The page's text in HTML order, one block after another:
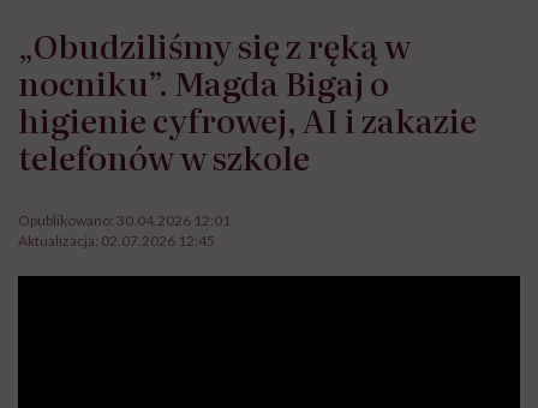
„Obudziliśmy się z ręką w
nocniku”. Magda Bigaj o
higienie cyfrowej, AI i zakazie
telefonów w szkole
Opublikowano: 30.04.2026 12:01
Aktualizacja: 02.07.2026 12:45